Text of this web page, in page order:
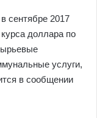
сентябре 2017
доллара по
услуги,
в сообщении